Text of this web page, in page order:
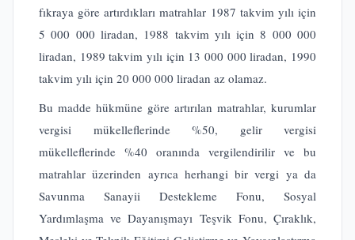
fıkraya göre artırdıkları matrahlar 1987 takvim yılı için
5 000 000 liradan, 1988 takvim yılı için 8 000 000
liradan, 1989 takvim yılı için 13 000 000 liradan, 1990
takvim yılı için 20 000 000 liradan az olamaz.
Bu madde hükmüne göre artırılan matrahlar, kurumlar
vergisi mükelleflerinde %50, gelir vergisi
mükelleflerinde %40 oranında vergilendirilir ve bu
matrahlar üzerinden ayrıca herhangi bir vergi ya da
Savunma Sanayii Destekleme Fonu, Sosyal
Yardımlaşma ve Dayanışmayı Teşvik Fonu, Çıraklık,